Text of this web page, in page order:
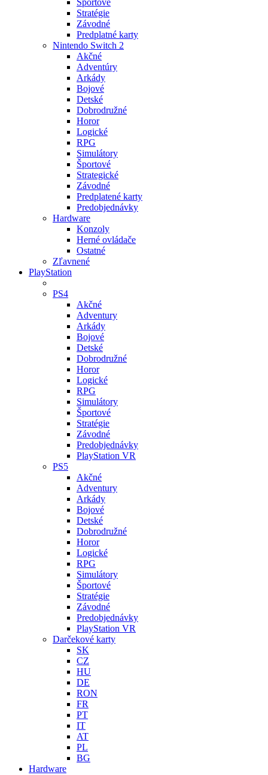
Športové
Stratégie
Závodné
Predplatné karty
Nintendo Switch 2
Akčné
Adventúry
Arkády
Bojové
Detské
Dobrodružné
Horor
Logické
RPG
Simulátory
Športové
Strategické
Závodné
Predplatené karty
Predobjednávky
Hardware
Konzoly
Herné ovládače
Ostatné
Zľavnené
PlayStation
PS4
Akčné
Adventury
Arkády
Bojové
Detské
Dobrodružné
Horor
Logické
RPG
Simulátory
Športové
Stratégie
Závodné
Predobjednávky
PlayStation VR
PS5
Akčné
Adventury
Arkády
Bojové
Detské
Dobrodružné
Horor
Logické
RPG
Simulátory
Športové
Stratégie
Závodné
Predobjednávky
PlayStation VR
Darčekové karty
SK
CZ
HU
DE
RON
FR
PT
IT
AT
PL
BG
Hardware